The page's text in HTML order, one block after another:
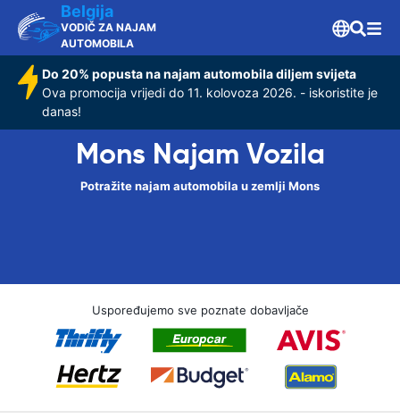
Belgija
VODIČ ZA NAJAM
AUTOMOBILA
Do 20% popusta na najam automobila diljem svijeta
Ova promocija vrijedi do 11. kolovoza 2026. - iskoristite je
danas!
Mons Najam Vozila
Potražite najam automobila u zemlji Mons
Uspoređujemo sve poznate dobavljače